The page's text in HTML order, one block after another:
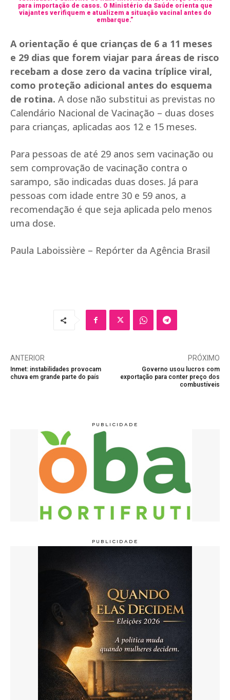
para importação de casos. O Ministério da Saúde orienta que
viajantes verifiquem e atualizem a situação vacinal antes do
embarque.”
A orientação é que crianças de 6 a 11 meses
e 29 dias que forem viajar para áreas de risco
recebam a dose zero da vacina tríplice viral,
como proteção adicional antes do esquema
de rotina. A dose não substitui as previstas no
Calendário Nacional de Vacinação – duas doses
para crianças, aplicadas aos 12 e 15 meses.
Para pessoas de até 29 anos sem vacinação ou
sem comprovação de vacinação contra o
sarampo, são indicadas duas doses. Já para
pessoas com idade entre 30 e 59 anos, a
recomendação é que seja aplicada pelo menos
uma dose.
Paula Laboissière – Repórter da Agência Brasil
ANTERIOR
Inmet: instabilidades provocam
chuva em grande parte do país
PRÓXIMO
Governo usou lucros com
exportação para conter preço dos
combustíveis